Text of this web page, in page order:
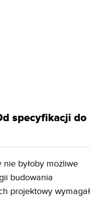
specyfikacji do
nie byłoby możliwe
budowania
projektowy wymagał